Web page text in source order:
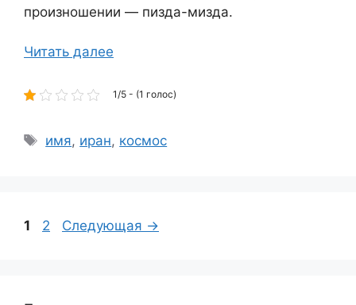
произношении — пизда-мизда.
Читать далее
1/5 - (1 голос)
Метки
имя, иран, космос
Страница
1 Страница
2 Следующая →